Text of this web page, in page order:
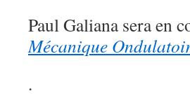
Paul Galiana sera en
Mécanique
.